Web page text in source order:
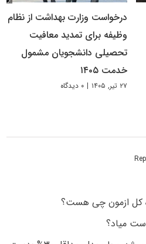
درخواست وزارت بهداشت از نظام
وظیفه برای تمدید معافیت
تحصیلی دانشجویان مشمول
خدمت ۱۴۰۵
۲۷ تیر, ۱۴۰۵ | ۰ دیدگاه